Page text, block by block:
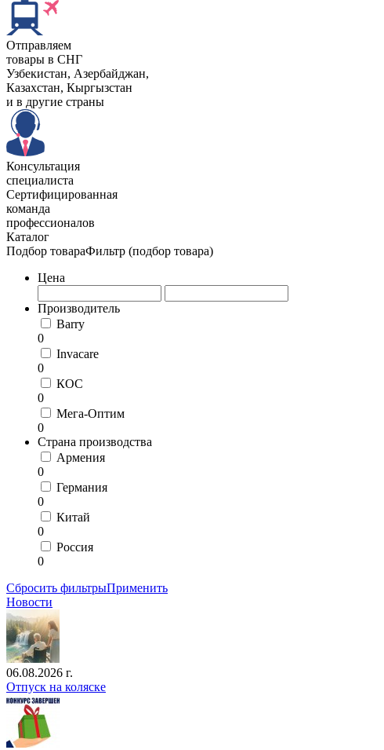
Отправляем
товары в СНГ
Узбекистан, Aзербайджан,
Казахстан, Кыргызстан
и в другие страны
Консультация
специалиста
Сертифицированная
команда
профессионалов
Каталог
Подбор товараФильтр (подбор товара)
Цена
Производитель
Barry
0
Invacare
0
КОС
0
Мега-Оптим
0
Страна производства
Армения
0
Германия
0
Китай
0
Россия
0
Сбросить фильтрыПрименить
Новости
06.08.2026 г.
Отпуск на коляске